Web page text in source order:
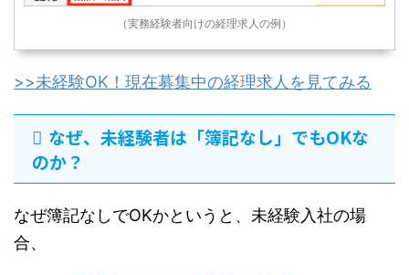
（実務経験者向けの経理求人の例）
>>未経験OK！現在募集中の経理求人を見てみる
なぜ、未経験者は「簿記なし」でもOKな
のか？
なぜ簿記なしでOKかというと、未経験入社の場
合、